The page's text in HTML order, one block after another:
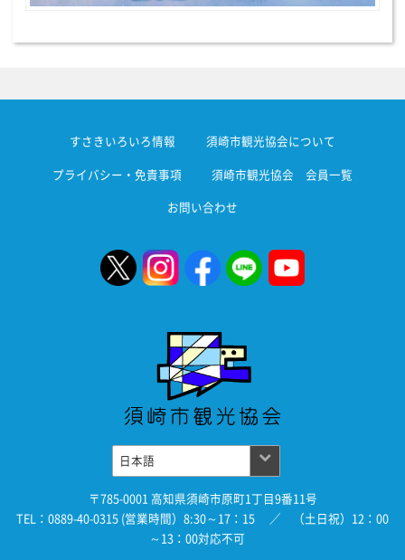
すさきいろいろ情報 須崎市観光協会について
プライバシー・免責事項 須崎市観光協会 会員一覧
お問い合わせ
〒785-0001 高知県須崎市原町1丁目9番11号
TEL：0889-40-0315 (営業時間）8:30～17：15 ／ （土日祝）12：00
～13：00対応不可